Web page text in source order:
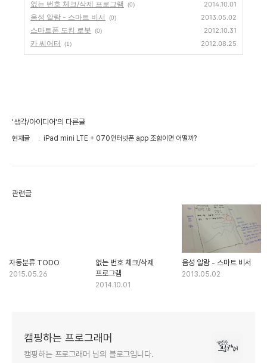
없는 번호 체크/삭제 프로그램 (0) 2014.10.01
음성 알람 - 스마트 비서 (0) 2013.05.02
스마트폰 도킹 로봇 (0) 2012.10.31
카 씨어터 (1) 2012.08.25
'생각/아이디어'의 다른글
현재글 iPad mini LTE + 070인터넷폰 app 조합이면 어떨까?
관련글
자동분류 TODO
2015.05.26
없는 번호 체크/삭제
프로그램
2014.10.01
음성 알람 - 스마트 비서
2013.05.02
캠핑하는 프로그래머
캠핑하는 프로그래머 님의 블로그입니다.